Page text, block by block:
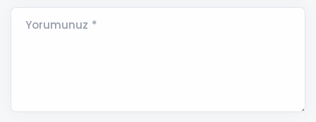
Yorumunuz *